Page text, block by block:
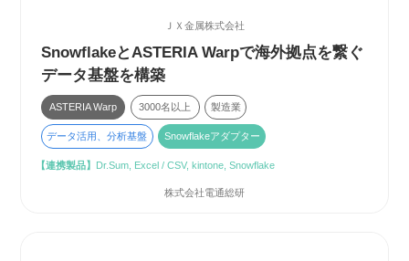
ＪＸ金属株式会社
SnowflakeとASTERIA Warpで海外拠点を繋ぐ
データ基盤を構築
ASTERIA Warp 3000名以上 製造業
データ活用、分析基盤 Snowflakeアダプター
【連携製品】 Dr.Sum, Excel / CSV, kintone, Snowflake
株式会社電通総研